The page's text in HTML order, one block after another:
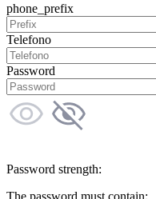
phone_prefix
Telefono
Password
Password strength:
The password must contain: